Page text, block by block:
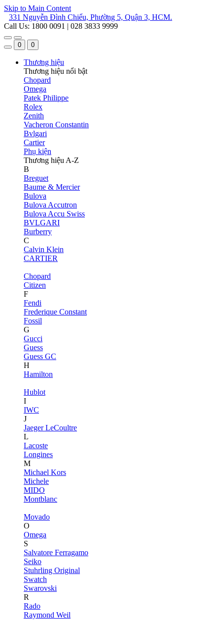
Skip to Main Content
331 Nguyễn Đình Chiểu, Phường 5, Quận 3, HCM.
Call Us: 1800 0091 | 028 3833 9999
0 0
Thương hiệu
Thương hiệu nổi bật
Chopard
Omega
Patek Philippe
Rolex
Zenith
Vacheron Constantin
Bvlgari
Cartier
Phụ kiện
Thương hiệu A-Z
B
Breguet
Baume & Mercier
Bulova
Bulova Accutron
Bulova Accu Swiss
BVLGARI
Burberry
C
Calvin Klein
CARTIER
Chopard
Citizen
F
Fendi
Frederique Constant
Fossil
G
Gucci
Guess
Guess GC
H
Hamilton
Hublot
I
IWC
J
Jaeger LeCoultre
L
Lacoste
Longines
M
Michael Kors
Michele
MIDO
Montblanc
Movado
O
Omega
S
Salvatore Ferragamo
Seiko
Stuhrling Original
Swatch
Swarovski
R
Rado
Raymond Weil